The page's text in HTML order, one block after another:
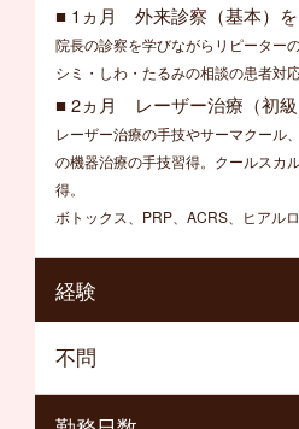
■ 1ヵ月 外来診察（基本）
院長の診察を学びながらリピーター
シミ・しわ・たるみの相談の患者対応
■ 2ヵ月 レーザー治療（初
レーザー治療の手技やサーマクール
の機器治療の手技習得。クールスカ
得。
ボトックス、PRP、ACRS、ヒアルロ
経験
不問